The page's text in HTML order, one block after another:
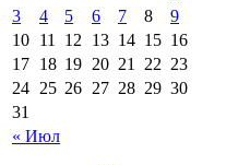
« Июл
3
4 5 6 7 8
9
10 11 12 13 14 15 16
17 18 19 20 21 22 23
24 25 26 27 28 29 30
31